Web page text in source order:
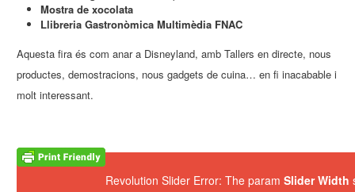
Mostra de xocolata
Llibreria Gastronòmica Multimèdia FNAC
Aquesta fira és com anar a Disneyland, amb Tallers en directe, nous
productes, demostracions, nous gadgets de cuina… en fi inacabable i
molt interessant.
Revolution Slider Error: The paramSlider Width